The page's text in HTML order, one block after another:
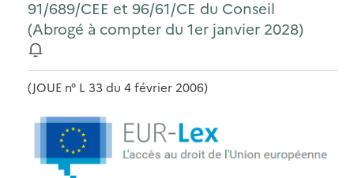
91/689/CEE et 96/61/CE du Conseil
(Abrogé à compter du 1er janvier 2028)
(JOUE n° L 33 du 4 février 2006)